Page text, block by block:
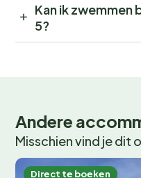
Kan ik
5?
Andere
Misschien vind je dit
Direct te boeken